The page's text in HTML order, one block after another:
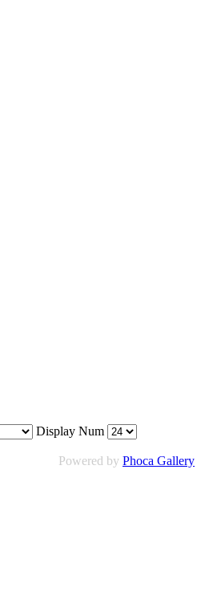
Display Num
Powered by Phoca Gallery